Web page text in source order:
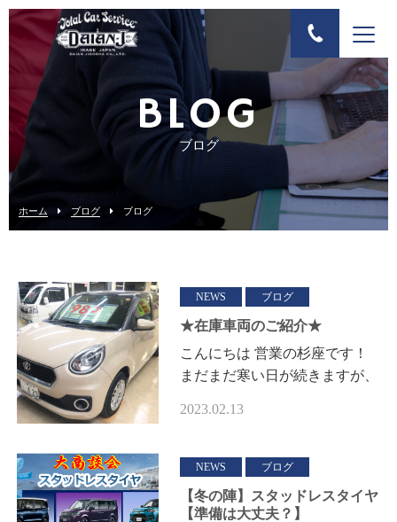
BLOG
ブログ
ホーム ブログ ブログ
NEWS ブログ
★在庫車両のご紹介★
こんにちは 営業の杉座です！
まだまだ寒い日が続きますが、
必…
2023.02.13
NEWS ブログ
【冬の陣】スタッドレスタイヤ
【準備は大丈夫？】